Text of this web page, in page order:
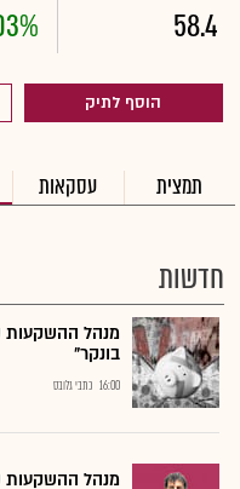
58.4
הוסף לתיק
תמצית עסקאות
חדשות
מנהל ההשקעות
בונקר"
16:00 כתבי גלובס
מנהל ההשקעות